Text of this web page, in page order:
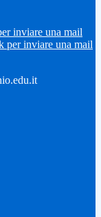
inviare una mail
per inviare una mail